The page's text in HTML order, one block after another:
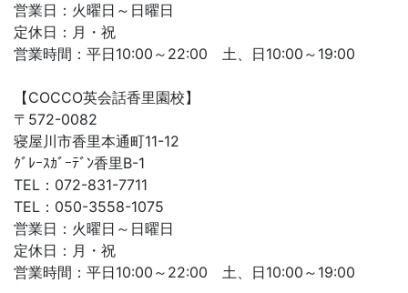
営業日：火曜日～日曜日
定休日：月・祝
営業時間：平日10:00～22:00 土、日10:00～19:00
【COCCO英会話香里園校】
〒572-0082
寝屋川市香里本通町11-12
ｸﾞﾚｰｽｶﾞｰﾃﾞﾝ香里B-1
TEL：072-831-7711
TEL：050-3558-1075
営業日：火曜日～日曜日
定休日：月・祝
営業時間：平日10:00～22:00 土、日10:00～19:00